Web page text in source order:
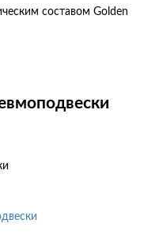
составом Golden